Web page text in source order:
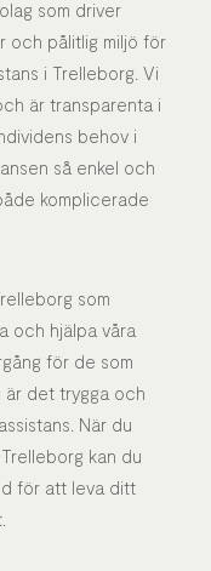
som driver
och pålitlig miljö för
i Trelleborg. Vi
är transparenta i
behov i
så enkel och
komplicerade
som
och hjälpa våra
för de som
är det trygga och
När du
kan du
för att leva ditt